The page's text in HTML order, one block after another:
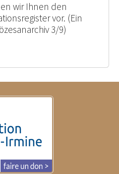
wir Ihnen den
vor. (Ein
3/9)